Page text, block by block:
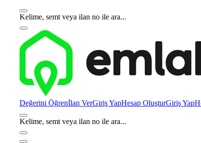
Kelime, semt veya ilan no ile ara...
Değerini Öğrenİlan VerGiriş YapHesap OluşturGiriş Yap
Kelime, semt veya ilan no ile ara...